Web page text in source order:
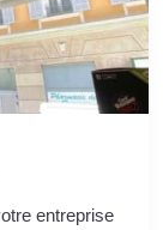
entreprise